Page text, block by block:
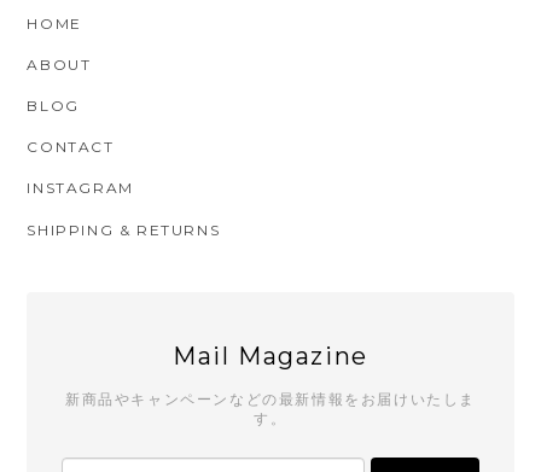
HOME
ABOUT
BLOG
CONTACT
INSTAGRAM
SHIPPING & RETURNS
Mail Magazine
新商品やキャンペーンなどの最新情報をお届けいたしま
す。